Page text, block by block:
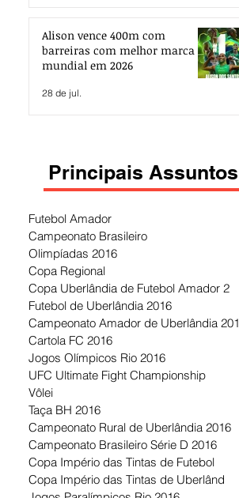
Alison vence 400m com
barreiras com melhor marca
mundial em 2026
28 de jul.
Principais Assuntos
Futebol Amador
Campeonato Brasileiro
Olimpíadas 2016
Copa Regional
Copa Uberlândia de Futebol Amador 2
Futebol de Uberlândia 2016
Campeonato Amador de Uberlândia 201
Cartola FC 2016
Jogos Olímpicos Rio 2016
UFC Ultimate Fight Championship
Vôlei
Taça BH 2016
Campeonato Rural de Uberlândia 2016
Campeonato Brasileiro Série D 2016
Copa Império das Tintas de Futebol
Copa Império das Tintas de Uberlând